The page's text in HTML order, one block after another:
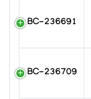
BC-236691
BC-236709